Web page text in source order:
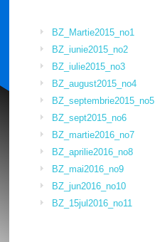
BZ_Martie2015_no1
BZ_iunie2015_no2
BZ_iulie2015_no3
BZ_august2015_no4
BZ_septembrie2015_no5
BZ_sept2015_no6
BZ_martie2016_no7
BZ_aprilie2016_no8
BZ_mai2016_no9
BZ_jun2016_no10
BZ_15jul2016_no11